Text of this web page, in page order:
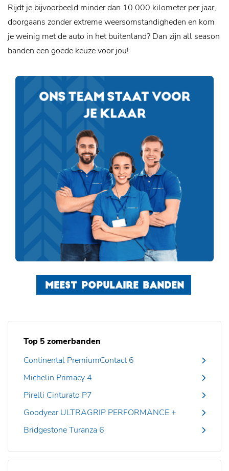
Rijdt je bijvoorbeeld minder dan 10.000 kilometer per jaar,
doorgaans zonder extreme weersomstandigheden en kom
je weinig met de auto in het buitenland? Dan zijn all season
banden een goede keuze voor jou!
MEEST POPULAIRE BANDEN
Top 5 zomerbanden
Continental PremiumContact 6
Michelin Primacy 4
Pirelli Cinturato P7
Goodyear ULTRAGRIP PERFORMANCE +
Bridgestone Turanza 6